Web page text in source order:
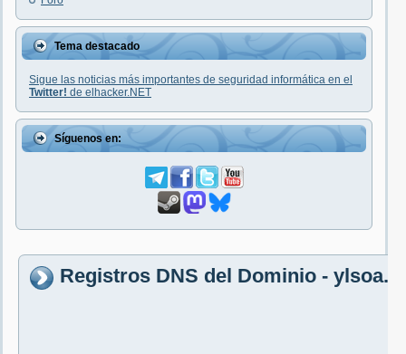
Tema destacado
Sigue las noticias más importantes de seguridad informática en el
Twitter! de elhacker.NET
Síguenos en:
Registros DNS del Dominio -